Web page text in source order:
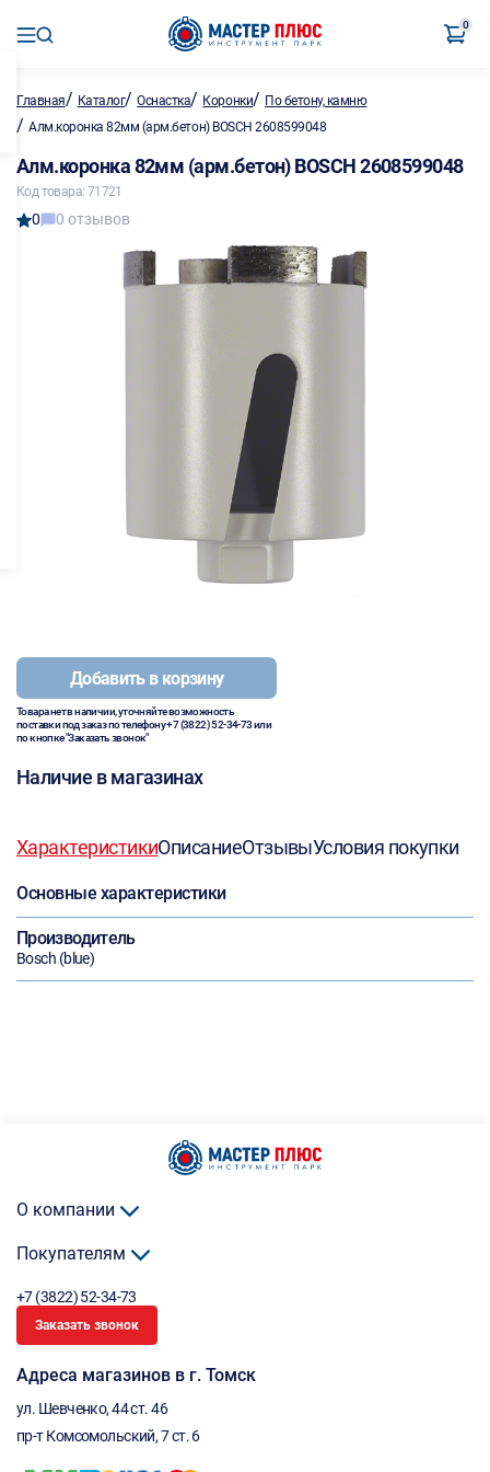
0
Главная/ Каталог/Оснастка/ Коронки/ По бетону, камню
/ Алм.коронка 82мм (арм.бетон) BOSCH 2608599048
Алм.коронка 82мм (арм.бетон) BOSCH 2608599048
Код товара: 71721
0 0 отзывов
Добавить в корзину
Товара нет в наличии, уточняйте возможность
поставки под заказ по телефону+7 (3822) 52-34-73или
по кнопке "Заказать звонок"
Наличие в магазинах
ХарактеристикиОписаниеОтзывыУсловия покупки
Основные характеристики
Производитель
Bosch (blue)
О компании
Покупателям
+7 (3822) 52-34-73
Заказать звонок
Адреса магазинов в г. Томск
ул. Шевченко, 44 ст. 46
пр-т Комсомольский, 7 ст. 6